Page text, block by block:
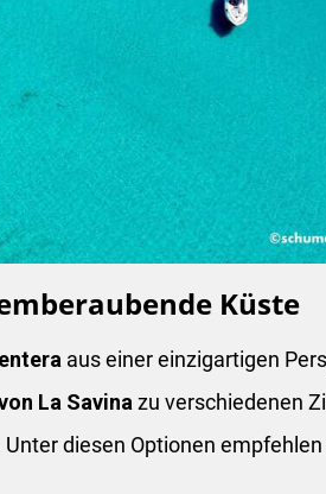
Küste
aus einer einzigartigen
La Savina zu verschiedenen
diesen Optionen